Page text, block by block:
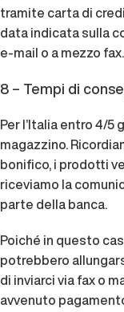
tramite carta di
data indicata sulla
e-mail o a mezzo fax.
8 – Tempi di
Per l’Italia entro 4/5
magazzino.
bonifico, i prodotti
riceviamo la
parte della banca.
Poiché in questo
potrebbero
di inviarci via fax o
avvenuto